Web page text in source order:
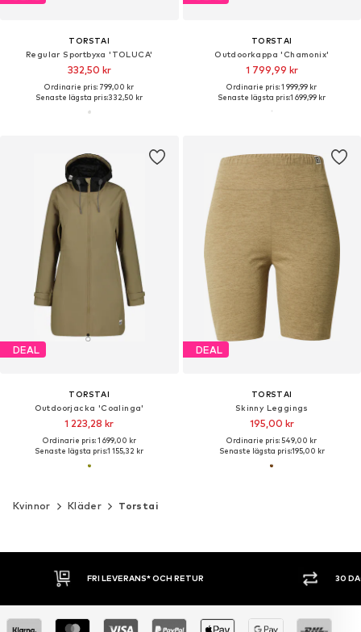
TORSTAI
Regular Sportbyxa 'TOLUCA'
332,50 kr
Ordinarie pris: 799,00 kr
Senaste lägsta pris:332,50 kr
TORSTAI
Outdoorkappa 'Chamonix'
1 799,99 kr
Ordinarie pris: 1 999,99 kr
Senaste lägsta pris:1 699,99 kr
DEAL
TORSTAI
Outdoorjacka 'Coalinga'
1 223,28 kr
Ordinarie pris: 1 699,00 kr
Senaste lägsta pris:1 155,32 kr
DEAL
TORSTAI
Skinny Leggings
195,00 kr
Ordinarie pris: 549,00 kr
Senaste lägsta pris:195,00 kr
Kvinnor Kläder Torstai
FRI LEVERANS* OCH RETUR 30